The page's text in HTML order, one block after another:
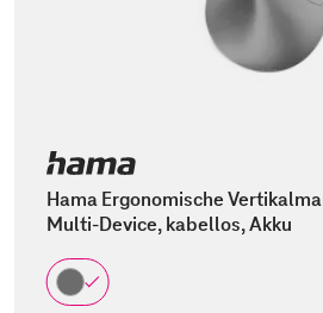
Hama Ergonomische
Multi-Device, kabellos, Akku